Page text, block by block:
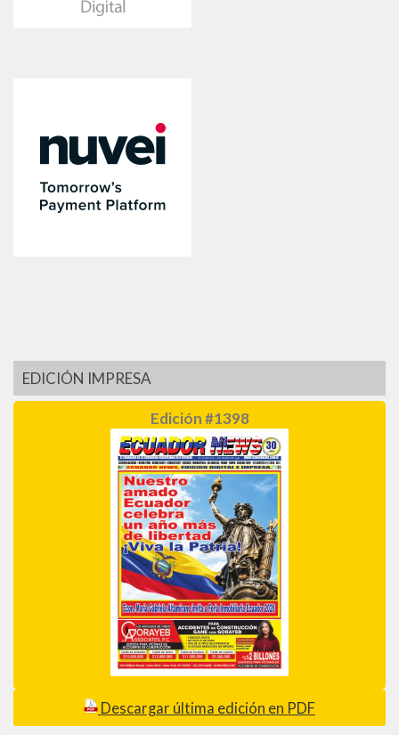
EDICIÓN IMPRESA
Edición #1398
Descargar última edición en PDF